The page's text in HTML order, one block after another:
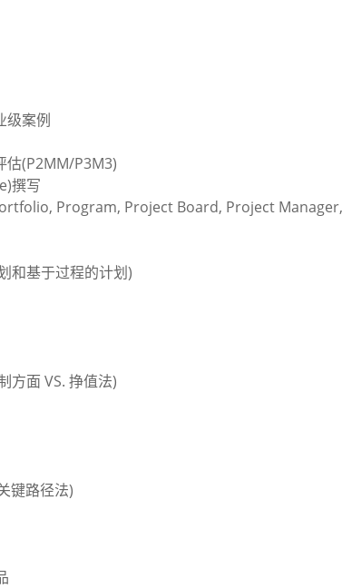
级案例
估(P2MM/P3M3)
撰写
Program, Project Board, Project
和基于过程的计划)
方面 VS. 挣值法)
键路径法)